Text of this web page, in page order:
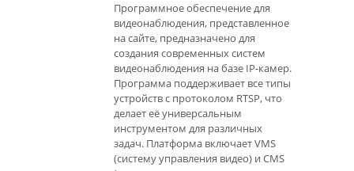
Программное обеспечение для
видеонаблюдения, представленное
на сайте, предназначено для
создания современных систем
видеонаблюдения на базе IP-камер.
Программа поддерживает все типы
устройств с протоколом RTSP, что
делает её универсальным
инструментом для различных
задач. Платформа включает VMS
(систему управления видео) и CMS